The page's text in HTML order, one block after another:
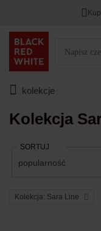
HITY
kolekcje
Kolekcja
Kolekcja: Sara Line
SORTUJ
popularność